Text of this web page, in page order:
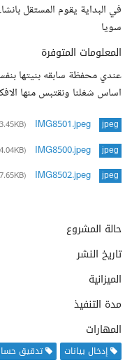
في البداية يقوم المستقل
سويا
المعلومات المتوفرة
عندي محفظة سابقه بنيتها
اساس شغلنا ونقتبس منها
jpeg
IMG8501.jpeg
(83.45KB)
jpeg
IMG8500.jpeg
(94.04KB)
jpeg
IMG8502.jpeg
(257.65KB)
حالة المشروع
تاريخ النشر
الميزانية
مدة التنفيذ
المهارات
إدخال بيانات تدقيق